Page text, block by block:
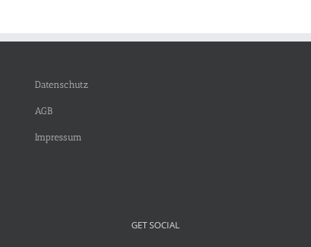
Datenschutz
AGB
Impressum
GET SOCIAL